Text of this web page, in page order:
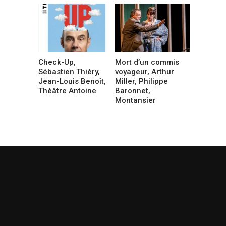
Check-Up,
Sébastien Thiéry,
Jean-Louis Benoît,
Théâtre Antoine
Mort d’un commis
voyageur, Arthur
Miller, Philippe
Baronnet,
Montansier